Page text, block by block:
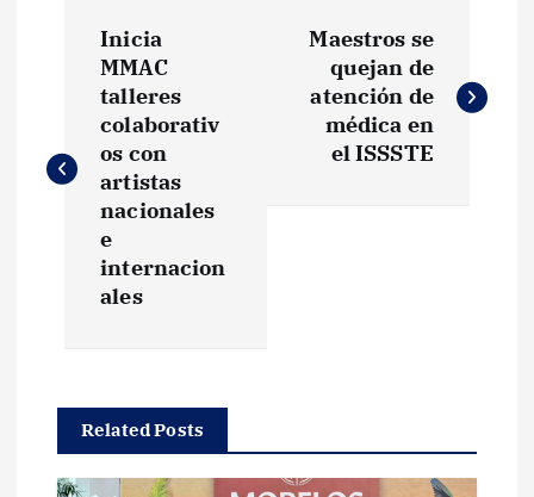
e
ó
Inicia
MMAC
talleres
colaborativ
os con
artistas
nacionales
e
internacion
ales
Maestros se
quejan de
atención de
médica en
el ISSSTE
Related Posts